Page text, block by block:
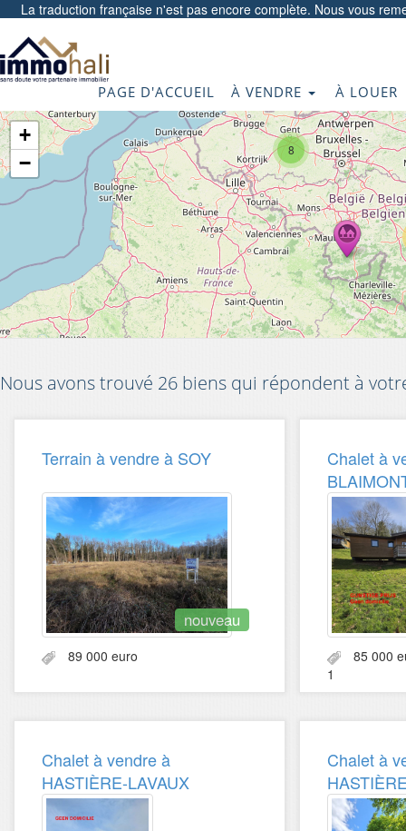
La traduction française n'est pas encore complète. Nous vous
PAGE D'ACCUEIL À VENDRE À LOUER
8
+
−
Nous avons trouvé 26 biens qui répondent à
Terrain à vendre à SOY
nouveau
89 000 euro
Chalet à
85
1
Chalet à vendre à
HASTIÈRE-LAVAUX
Chalet à